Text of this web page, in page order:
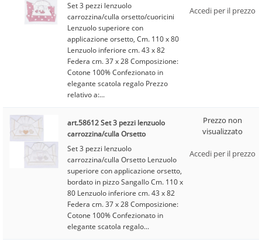
Set 3 pezzi lenzuolo
carrozzina/culla orsetto/cuoricini
Lenzuolo superiore con
applicazione orsetto, Cm. 110 x 80
Lenzuolo inferiore cm. 43 x 82
Federa cm. 37 x 28 Composizione:
Cotone 100% Confezionato in
elegante scatola regalo Prezzo
relativo a:...
Accedi per il prezzo
art.58612 Set 3 pezzi lenzuolo
carrozzina/culla Orsetto
Set 3 pezzi lenzuolo
carrozzina/culla Orsetto Lenzuolo
superiore con applicazione orsetto,
bordato in pizzo Sangallo Cm. 110 x
80 Lenzuolo inferiore cm. 43 x 82
Federa cm. 37 x 28 Composizione:
Cotone 100% Confezionato in
elegante scatola regalo...
Prezzo non
visualizzato
Accedi per il prezzo